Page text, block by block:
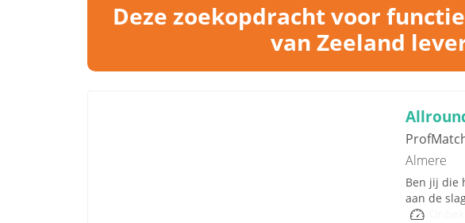
Deze zoekopdracht voor
van Zeeland
Almere
Ben jij die
aan de